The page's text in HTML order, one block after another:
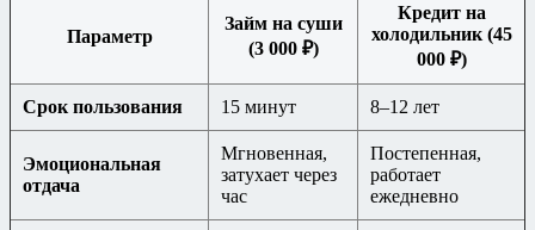
Параметр
Займ на суши
(3 000 ₽)
Кредит на
холодильник (45
000 ₽)
Срок пользования 15 минут 8–12 лет
Эмоциональная
отдача
Мгновенная,
затухает через
час
Постепенная,
работает
ежедневно